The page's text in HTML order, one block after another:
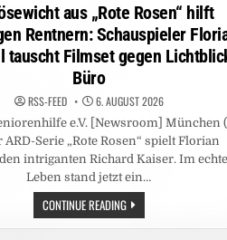
aus „Rote Rosen“ hilft
Rentnern: Schauspieler
tauscht Filmset gegen
Büro
RSS-FEED 6. AUGUST 2026
e.V. [Newsroom] München
ARD-Serie „Rote Rosen“ spielt Florian
intriganten Richard Kaiser. Im
Leben stand jetzt ein…
CONTINUE READINGTV-
BÖSEWICHT
AUS